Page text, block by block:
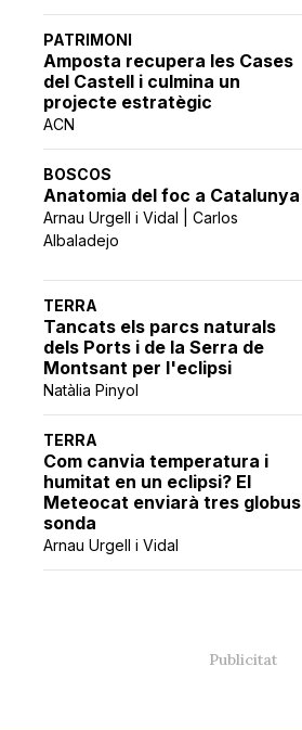
PATRIMONI
Amposta recupera les Cases
del Castell i culmina un
projecte estratègic
ACN
BOSCOS
Anatomia del foc a Catalunya
Arnau Urgell i Vidal | Carlos
Albaladejo
TERRA
Tancats els parcs naturals
dels Ports i de la Serra de
Montsant per l'eclipsi
Natàlia Pinyol
TERRA
Com canvia temperatura i
humitat en un eclipsi? El
Meteocat enviarà tres globus
sonda
Arnau Urgell i Vidal